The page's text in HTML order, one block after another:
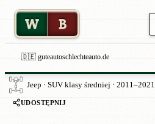
W B
🇩🇪 guteautoschlechteauto.de
Jeep · SUV klasy średniej · 2011–2021
UDOSTĘPNIJ